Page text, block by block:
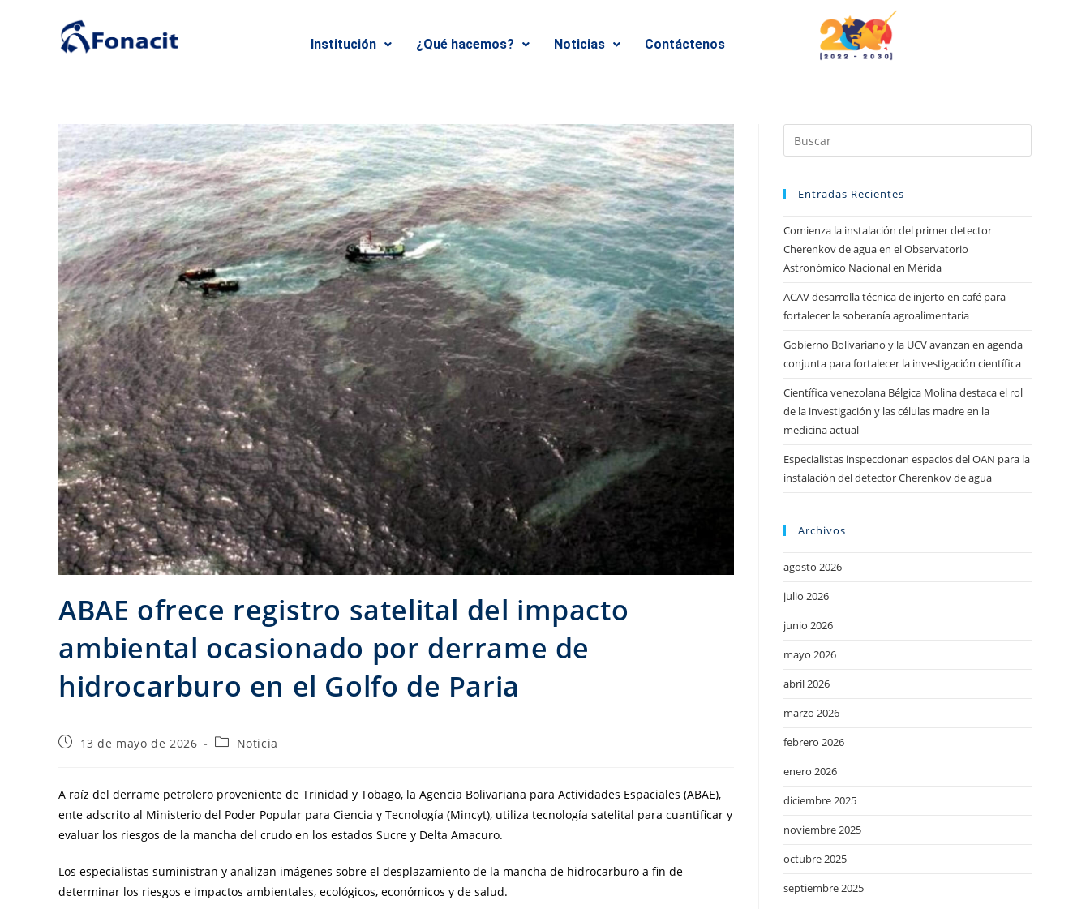
Institución ¿Qué hacemos? Noticias Contáctenos
ABAE ofrece registro satelital del impacto
ambiental ocasionado por derrame de
hidrocarburo en el Golfo de Paria
13 de mayo de 2026 Noticia
A raíz del derrame petrolero proveniente de Trinidad y Tobago, la Agencia Bolivariana para Actividades Espaciales (ABAE),
ente adscrito al Ministerio del Poder Popular para Ciencia y Tecnología (Mincyt), utiliza tecnología satelital para cuantificar y
evaluar los riesgos de la mancha del crudo en los estados Sucre y Delta Amacuro.
Los especialistas suministran y analizan imágenes sobre el desplazamiento de la mancha de hidrocarburo a fin de
determinar los riesgos e impactos ambientales, ecológicos, económicos y de salud.
Entradas Recientes
Comienza la instalación del primer detector
Cherenkov de agua en el Observatorio
Astronómico Nacional en Mérida
ACAV desarrolla técnica de injerto en café para
fortalecer la soberanía agroalimentaria
Gobierno Bolivariano y la UCV avanzan en agenda
conjunta para fortalecer la investigación científica
Científica venezolana Bélgica Molina destaca el rol
de la investigación y las células madre en la
medicina actual
Especialistas inspeccionan espacios del OAN para la
instalación del detector Cherenkov de agua
Archivos
agosto 2026
julio 2026
junio 2026
mayo 2026
abril 2026
marzo 2026
febrero 2026
enero 2026
diciembre 2025
noviembre 2025
octubre 2025
septiembre 2025